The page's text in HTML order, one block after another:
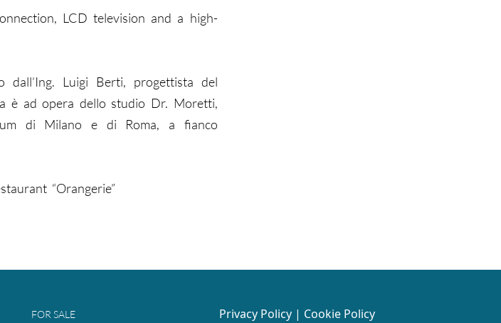
LCD television and a high-
Luigi Berti, progettista del
è ad opera dello studio Dr. Moretti,
di Milano e di Roma, a fianco
“Orangerie”
FOR SALE
Privacy Policy | Cookie Policy